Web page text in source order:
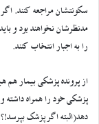
سکونتشان مراجعه کنند.
مدنظرشان نخواهند بود و
را به اجبار انتخاب کنند.
از پرونده پزشکی بیمار هم
پزشکی خود را همراه داشته و
دهد(البته اگر پزشک